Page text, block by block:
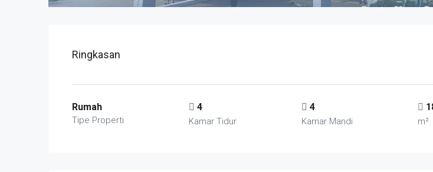
Ringkasan
Rumah
Tipe Properti
4
Kamar Tidur
4
Kamar Mandi m²